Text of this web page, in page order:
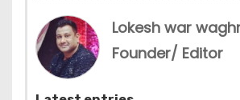
Lokesh war
Founder/ Editor